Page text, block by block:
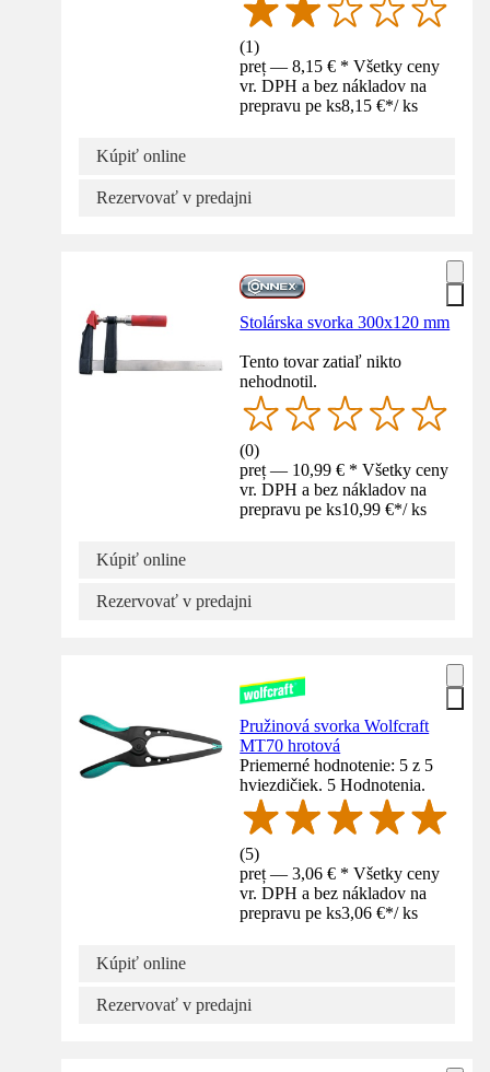
(1)
preț — 8,15 € * Všetky ceny
vr. DPH a bez nákladov na
prepravu pe ks8,15 €*/ ks
Kúpiť online
Rezervovať v predajni
Stolárska svorka 300x120 mm
Tento tovar zatiaľ nikto
nehodnotil.
(0)
preț — 10,99 € * Všetky ceny
vr. DPH a bez nákladov na
prepravu pe ks10,99 €*/ ks
Kúpiť online
Rezervovať v predajni
Pružinová svorka Wolfcraft
MT70 hrotová
Priemerné hodnotenie: 5 z 5
hviezdičiek. 5 Hodnotenia.
(5)
preț — 3,06 € * Všetky ceny
vr. DPH a bez nákladov na
prepravu pe ks3,06 €*/ ks
Kúpiť online
Rezervovať v predajni